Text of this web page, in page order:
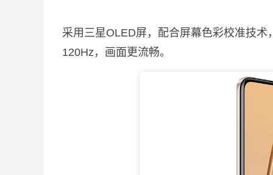
采用三星OLED屏，配合屏幕色彩校准技
120Hz，画面更流畅。